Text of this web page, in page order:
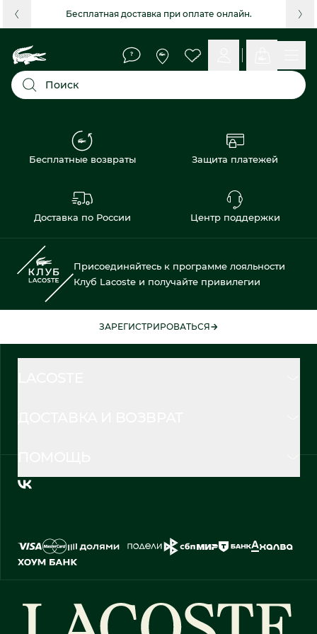
Бесплатная доставка при оплате онлайн.
Поиск
Бесплатные возвраты Защита платежей
Доставка по России Центр поддержки
Присоединяйтесь к программе лояльности
Клуб Lacoste и получайте привилегии
ЗАРЕГИСТРИРОВАТЬСЯ